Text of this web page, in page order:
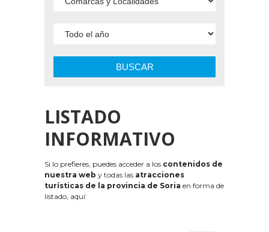
BUSCAR
LISTADO
INFORMATIVO
Si lo prefieres, puedes acceder a los contenidos de
nuestra web y todas las atracciones
turísticas de la provincia de Soria en forma de
listado, aquí: